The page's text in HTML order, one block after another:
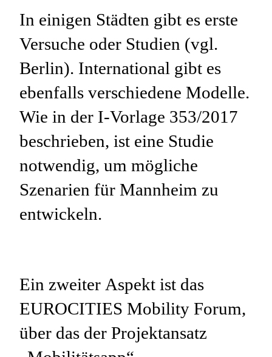
In einigen Städten gibt es erste
Versuche oder Studien (vgl.
Berlin). International gibt es
ebenfalls verschiedene Modelle.
Wie in der I-Vorlage 353/2017
beschrieben, ist eine Studie
notwendig, um mögliche
Szenarien für Mannheim zu
entwickeln.
Ein zweiter Aspekt ist das
EUROCITIES Mobility Forum,
über das der Projektansatz